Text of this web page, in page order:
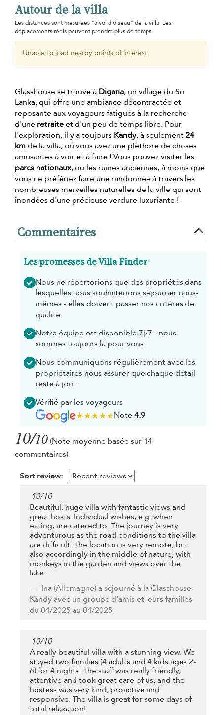
Autour de la villa
Les distances sont mesurées "à vol d'oiseau" de la villa. Les
déplacements réels peuvent prendre plus de temps.
Unable to load nearby points of interest.
Glasshouse se trouve à Digana, un village du Sri
Lanka, qui offre une ambiance décontractée et
reposante aux voyageurs fatigués à la recherche
d'une retraiteet d'un peu de temps libre. Pour
l'exploration, il y a toujours Kandy, à seulement24
kmde la villa, où vous avez une pléthore de choses
amusantes à voir et à faire ! Vous pouvez visiter les
parcs nationaux, ou les ruines anciennes, à moins que
vous ne préfériez faire une randonnée à travers les
nombreuses merveilles naturelles de la ville qui sont
inondées d'une précieuse verdure luxuriante !
Commentaires
Les promesses de Villa Finder
Nous ne répertorions que des propriétés dans
lesquelles nous souhaiterions séjourner nous-
mêmes - elles doivent passer nos critères de
qualité
Notre équipe est disponible 7j/7 - nous
sommes toujours là pour vous
Nous communiquons régulièrement avec les
propriétaires nous assurer que chaque détail
reste à jour
Vérifié par les voyageurs
Note4.9
10/10 (Note moyenne basée sur 14
commentaires)
Sort review:
10/10
Beautiful, huge villa with fantastic views and
great hosts. Individual wishes, e.g. when
eating, are catered to. The journey is very
adventurous as the road conditions to the villa
are difficult. The location is very remote, but
also accordingly in the middle of nature, with
monkeys in the garden and views over the
lake.
Ina (Allemagne) a séjourné à la Glasshouse
Kandy avec un groupe d'amis et leurs familles
du 04/2025 au 04/2025
10/10
A really beautiful villa with a stunning view. We
stayed two families (4 adults and 4 kids ages 2-
6) for 4 nights. The staff was really friendly,
attentive and took great care of us, and the
hostess was very kind, proactive and
responsive. The villa is great for some days of
total relaxation!